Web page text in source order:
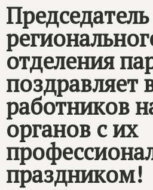
отделения
поздравляет
работников
органов с их
праздником!